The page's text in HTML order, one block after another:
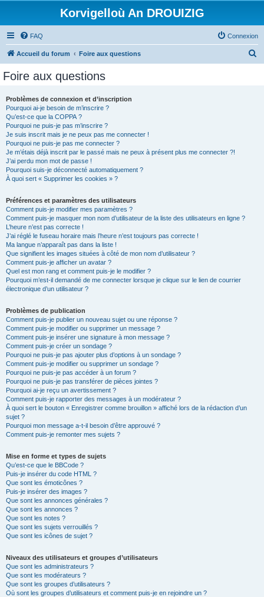
Korvigelloù An DROUIZIG
FAQ Connexion
Accueil du forum Foire aux questions
Foire aux questions
Problèmes de connexion et d’inscription
Pourquoi ai-je besoin de m’inscrire ?
Qu’est-ce que la COPPA ?
Pourquoi ne puis-je pas m’inscrire ?
Je suis inscrit mais je ne peux pas me connecter !
Pourquoi ne puis-je pas me connecter ?
Je m’étais déjà inscrit par le passé mais ne peux à présent plus me connecter ?!
J’ai perdu mon mot de passe !
Pourquoi suis-je déconnecté automatiquement ?
À quoi sert « Supprimer les cookies » ?
Préférences et paramètres des utilisateurs
Comment puis-je modifier mes paramètres ?
Comment puis-je masquer mon nom d’utilisateur de la liste des utilisateurs en ligne ?
L’heure n’est pas correcte !
J’ai réglé le fuseau horaire mais l’heure n’est toujours pas correcte !
Ma langue n’apparaît pas dans la liste !
Que signifient les images situées à côté de mon nom d’utilisateur ?
Comment puis-je afficher un avatar ?
Quel est mon rang et comment puis-je le modifier ?
Pourquoi m’est-il demandé de me connecter lorsque je clique sur le lien de courrier
électronique d’un utilisateur ?
Problèmes de publication
Comment puis-je publier un nouveau sujet ou une réponse ?
Comment puis-je modifier ou supprimer un message ?
Comment puis-je insérer une signature à mon message ?
Comment puis-je créer un sondage ?
Pourquoi ne puis-je pas ajouter plus d’options à un sondage ?
Comment puis-je modifier ou supprimer un sondage ?
Pourquoi ne puis-je pas accéder à un forum ?
Pourquoi ne puis-je pas transférer de pièces jointes ?
Pourquoi ai-je reçu un avertissement ?
Comment puis-je rapporter des messages à un modérateur ?
À quoi sert le bouton « Enregistrer comme brouillon » affiché lors de la rédaction d’un
sujet ?
Pourquoi mon message a-t-il besoin d’être approuvé ?
Comment puis-je remonter mes sujets ?
Mise en forme et types de sujets
Qu’est-ce que le BBCode ?
Puis-je insérer du code HTML ?
Que sont les émoticônes ?
Puis-je insérer des images ?
Que sont les annonces générales ?
Que sont les annonces ?
Que sont les notes ?
Que sont les sujets verrouillés ?
Que sont les icônes de sujet ?
Niveaux des utilisateurs et groupes d’utilisateurs
Que sont les administrateurs ?
Que sont les modérateurs ?
Que sont les groupes d’utilisateurs ?
Où sont les groupes d’utilisateurs et comment puis-je en rejoindre un ?